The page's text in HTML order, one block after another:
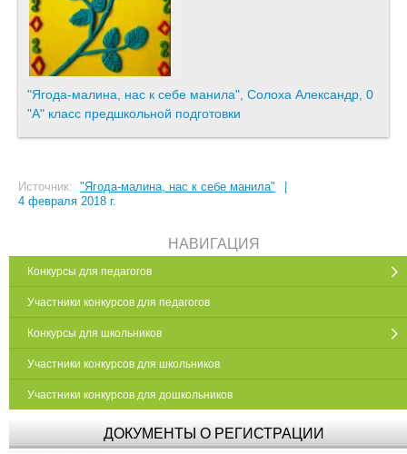
"Ягода-малина, нас к себе манила", Солоха Александр, 0
"А" класс предшкольной подготовки
Источник: "Ягода-малина, нас к себе манила"
4 февраля 2018 г.
НАВИГАЦИЯ
Конкурсы для педагогов
Участники конкурсов для педагогов
Конкурсы для школьников
Участники конкурсов для школьников
Участники конкурсов для дошкольников
ДОКУМЕНТЫ О РЕГИСТРАЦИИ